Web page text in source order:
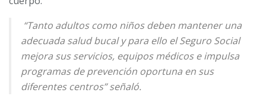
“Tanto adultos como niños deben mantener una
adecuada salud bucal y para ello el Seguro Social
mejora sus servicios, equipos médicos e impulsa
programas de prevención oportuna en sus
diferentes centros” señaló.